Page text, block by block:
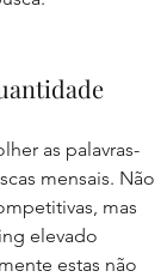
as palavras-
mensais. Não
mas
elevado
estas não